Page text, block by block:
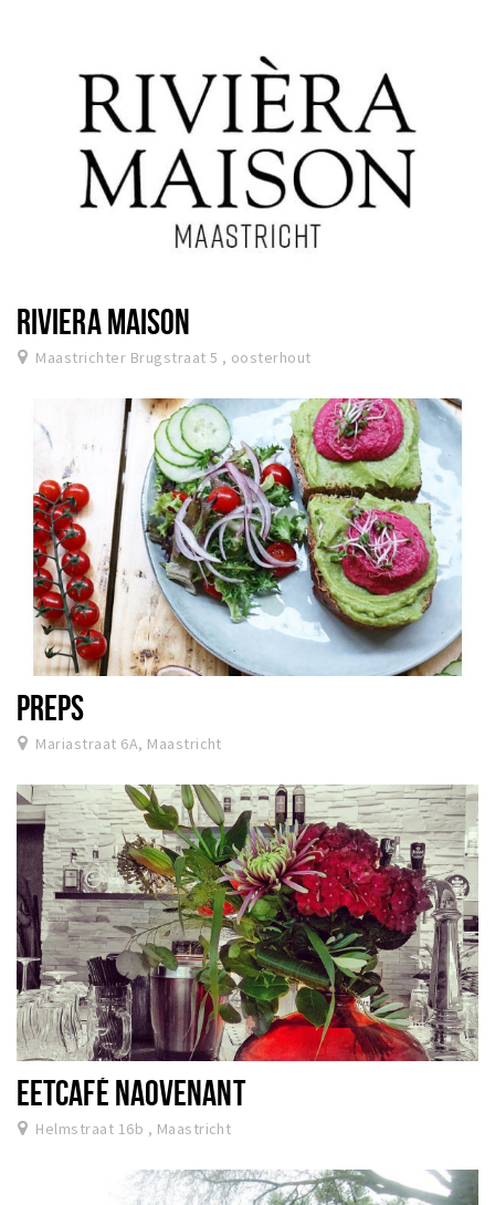
RIVIERA MAISON
Maastrichter Brugstraat 5 , oosterhout
PREPS
Mariastraat 6A, Maastricht
EETCAFÉ NAOVENANT
Helmstraat 16b , Maastricht